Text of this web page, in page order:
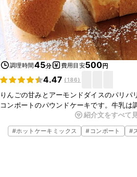
調理時間45分 費用目安500円
4.47 (186)
りんごの甘みとアーモンドダイスのパリパ
コンポートのパウンドケーキです。牛乳は
クでもコクがでて美味しく召し上がれます
がりください。
紹介文をすべて
#ホットケーキミックス # コンポート #